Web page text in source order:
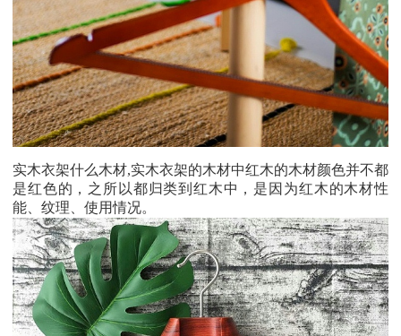
实木衣架什么木材,实木衣架的木材中红木的木材颜色并不都
是红色的，之所以都归类到红木中，是因为红木的木材性
能、纹理、使用情况。